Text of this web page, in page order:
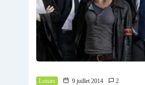
Loisirs 9 juillet 2014 2